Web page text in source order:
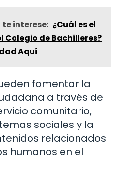
interese: ¿Cuál es el
Colegio de Bachilleres?
Aquí
fomentar la
a través de
comunitario,
sociales y la
relacionados
humanos en el